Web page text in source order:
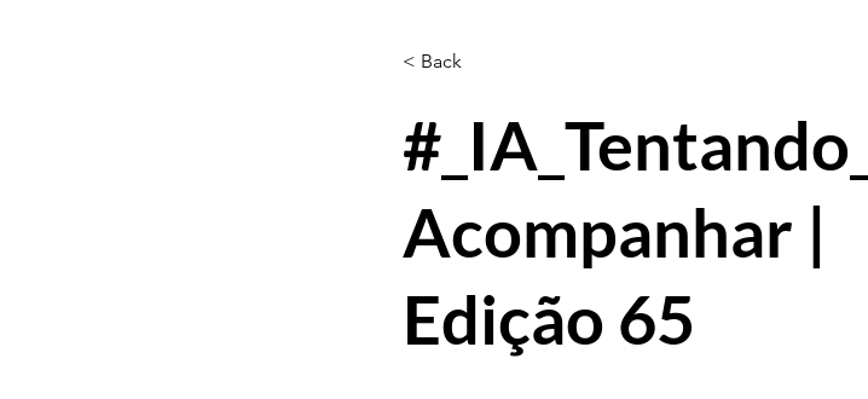
< Back
#_IA_Tentando_
Acompanhar |
Edição 65